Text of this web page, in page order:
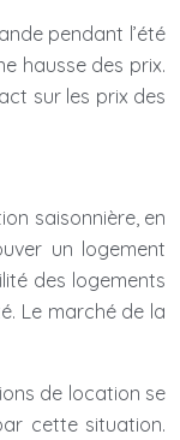
pendant l’été
hausse des prix.
sur les prix des
saisonnière, en
un logement
des logements
Le marché de la
de location se
cette situation.